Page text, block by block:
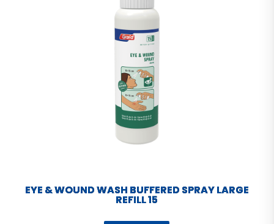
EYE & WOUND WASH BUFFERED SPRAY LARGE
REFILL 15